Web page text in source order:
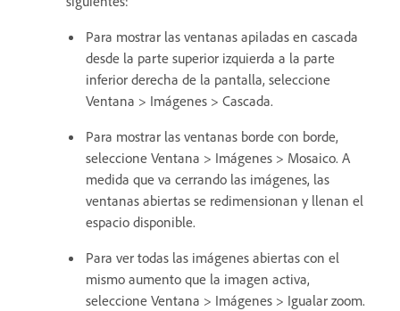
Para mostrar las ventanas apiladas en cascada
desde la parte superior izquierda a la parte
inferior derecha de la pantalla, seleccione
Ventana > Imágenes > Cascada.
Para mostrar las ventanas borde con borde,
seleccione Ventana > Imágenes > Mosaico. A
medida que va cerrando las imágenes, las
ventanas abiertas se redimensionan y llenan el
espacio disponible.
Para ver todas las imágenes abiertas con el
mismo aumento que la imagen activa,
seleccione Ventana > Imágenes > Igualar zoom.